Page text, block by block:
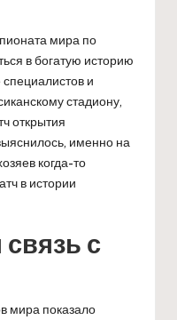
мира по
в богатую историю
и
стадиону,
открытия
именно на
когда-то
в истории
с
мира показало